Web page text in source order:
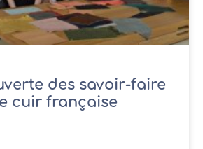
des savoir-faire
cuir française